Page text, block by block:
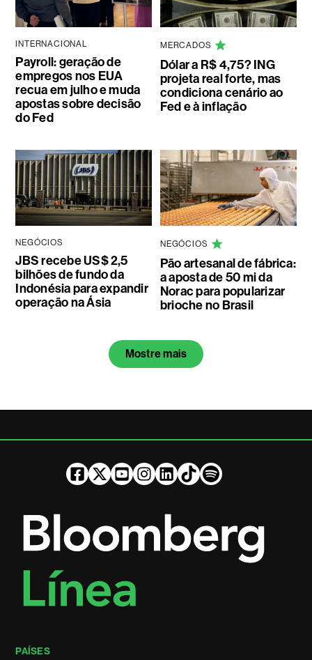
INTERNACIONAL
Payroll: geração de
empregos nos EUA
recua em julho e muda
apostas sobre decisão
do Fed
MERCADOS
Dólar a R$ 4,75? ING
projeta real forte, mas
condiciona cenário ao
Fed e à inflação
NEGÓCIOS
JBS recebe US$ 2,5
bilhões de fundo da
Indonésia para expandir
operação na Ásia
NEGÓCIOS
Pão artesanal de fábrica:
a aposta de 50 mi da
Norac para popularizar
brioche no Brasil
Mostre mais
PAÍSES